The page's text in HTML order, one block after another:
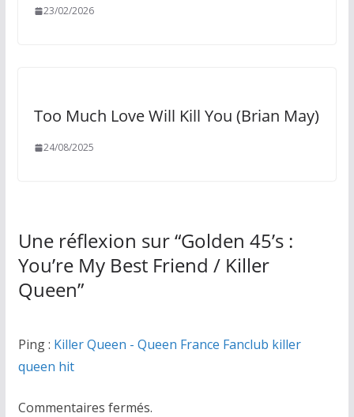
23/02/2026
Too Much Love Will Kill You (Brian May)
24/08/2025
Une réflexion sur “Golden 45’s :
You’re My Best Friend / Killer
Queen”
Ping : Killer Queen - Queen France Fanclub killer
queen hit
Commentaires fermés.